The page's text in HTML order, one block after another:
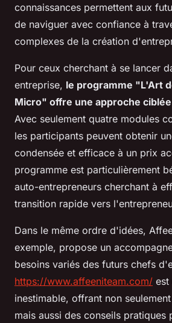
connaissances permettent aux
de naviguer avec confiance à
complexes de la création
Pour ceux cherchant à se lancer
entreprise, le programme "L'Art
Micro" offre une approche
Avec seulement quatre modules
les participants peuvent obtenir
condensée et efficace à un prix
programme est particulièrement
auto-entrepreneurs cherchant à
transition rapide vers
Dans le même ordre d'idées,
exemple, propose un
besoins variés des futurs chefs
https://www.affeeniteam.com/ est
inestimable, offrant non
mais aussi des conseils pratiques